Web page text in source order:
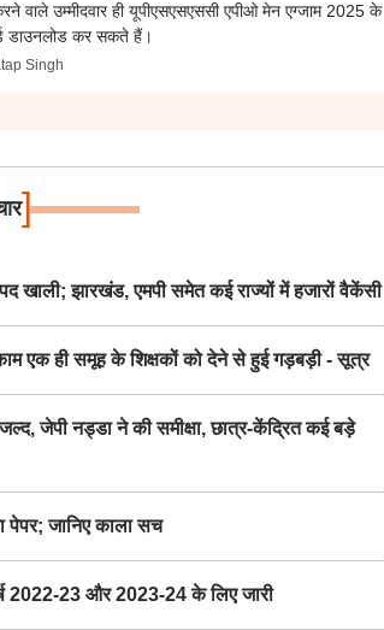
वाले उम्मीदवार ही यूपीएसएसएससी एपीओ मेन एग्जाम 2025 के
डाउनलोड कर सकते हैं।
Singh
]
झारखंड, एमपी समेत कई राज्यों में हजारों वैकेंसी
एक ही समूह के शिक्षकों को देने से हुई गड़बड़ी - सूत्र
जेपी नड्डा ने की समीक्षा, छात्र-केंद्रित कई बड़े
जानिए काला सच
2022-23 और 2023-24 के लिए जारी